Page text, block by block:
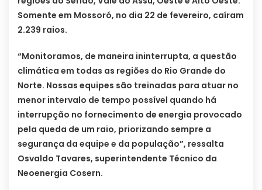
Somente em Mossoró, no dia 22 de fevereiro, caíram
2.239 raios.
“Monitoramos, de maneira ininterrupta, a questão
climática em todas as regiões do Rio Grande do
Norte. Nossas equipes são treinadas para atuar no
menor intervalo de tempo possível quando há
interrupção no fornecimento de energia provocado
pela queda de um raio, priorizando sempre a
segurança da equipe e da população”, ressalta
Osvaldo Tavares, superintendente Técnico da
Neoenergia Cosern.